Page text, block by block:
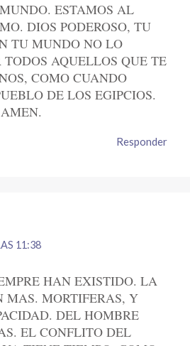
ESTAMOS AL
DIOS PODEROSO, TU
TU MUNDO NO LO
AQUELLOS QUE TE
COMO CUANDO
DE LOS EGIPCIOS.
Responder
11:38
HAN EXISTIDO. LA
MAS. MORTIFERAS, Y
DEL HOMBRE
EL CONFLITO DEL